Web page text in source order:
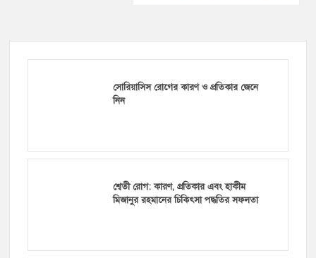
সোরিয়াসিস রোগের কারণ ও প্রতিকার জেনে
নিন
শ্বেতী রোগ: কারণ, প্রতিকার এবং হাকীম
মিজানুর রহমানের চিকিৎসা পদ্ধতির সফলতা